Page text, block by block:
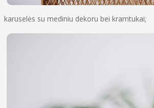
karuselės su mediniu dekoru bei kramtukai;